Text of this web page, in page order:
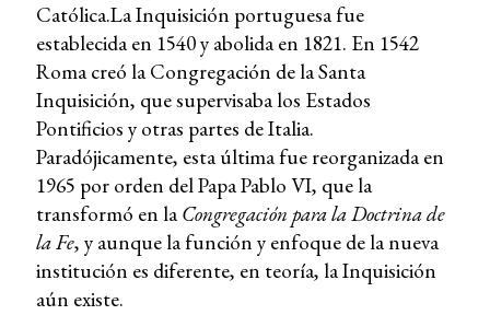
Católica.La Inquisición portuguesa fue
establecida en 1540 y abolida en 1821. En 1542
Roma creó la Congregación de la Santa
Inquisición, que supervisaba los Estados
Pontificios y otras partes de Italia.
Paradójicamente, esta última fue reorganizada en
1965 por orden del Papa Pablo VI, que la
transformó en la Congregación para la Doctrina de
la Fe, y aunque la función y enfoque de la nueva
institución es diferente, en teoría, la Inquisición
aún existe.